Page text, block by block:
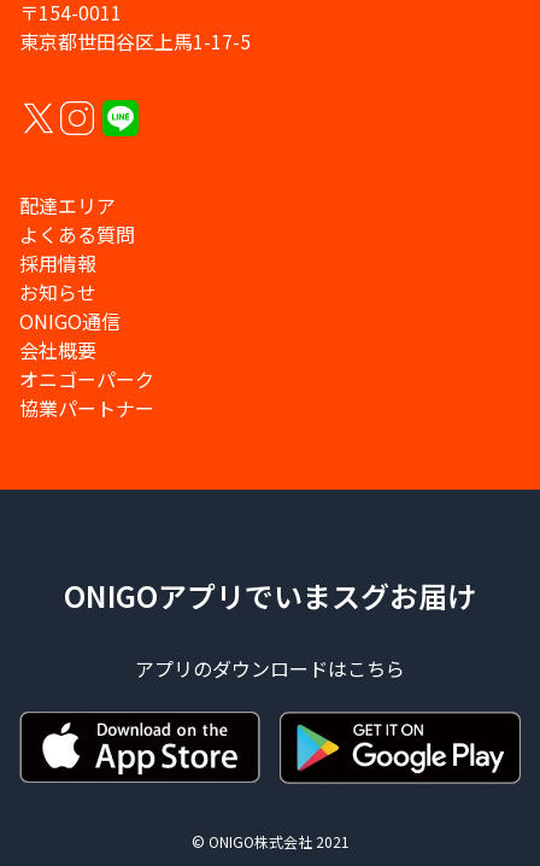
〒154-0011
東京都世田谷区上馬1-17-5
配達エリア
よくある質問
採用情報
お知らせ
ONIGO通信
会社概要
オニゴーパーク
協業パートナー
ONIGOアプリでいまスグお届け
アプリのダウンロードはこちら
© ONIGO株式会社 2021